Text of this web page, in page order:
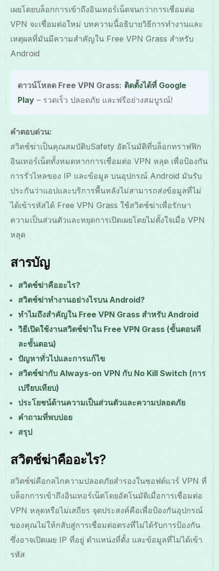
เผยโดยบล็อกการเข้าถึงอินเทอร์เน็ตจนกว่าการเชื่อมต่อ
VPN จะเชื่อมต่อใหม่ บทความนี้อธิบายวิธีการทำงานและ
เหตุผลที่มันมีความสำคัญใน Free VPN Grass สำหรับ
Android
ดาวน์โหลด Free VPN Grass: ติดตั้งได้ที่ Google
Play – รวดเร็ว ปลอดภัย และฟรีอย่างสมบูรณ์!
คำตอบด่วน:
สวิตช์ฆ่าเป็นคุณสมบัติบSafety อัตโนมัติที่บล็อกทราฟฟิก
อินเทอร์เน็ตทั้งหมดหากการเชื่อมต่อ VPN หลุด เพื่อป้องกัน
การรั่วไหลของ IP และข้อมูล บนอุปกรณ์ Android มันรับ
ประกันว่าแอปและบริการพื้นหลังไม่สามารถส่งข้อมูลที่ไม่
ได้เข้ารหัสได้ Free VPN Grass ใช้สวิตช์ฆ่าเพื่อรักษา
ความเป็นส่วนตัวและหยุดการเปิดเผยโดยไม่ตั้งใจเมื่อ VPN
หลุด
สารบัญ
สวิตช์ฆ่าคืออะไร?
สวิตช์ฆ่าทำงานอย่างไรบน Android?
ทำไมถึงสำคัญใน Free VPN Grass สำหรับ Android
วิธีเปิดใช้งานสวิตช์ฆ่าใน Free VPN Grass (ขั้นตอนที
ละขั้นตอน)
ปัญหาทั่วไปและการแก้ไข
สวิตช์ฆ่ากับ Always-on VPN กับ No Kill Switch (การ
เปรียบเทียบ)
ประโยชน์ด้านความเป็นส่วนตัวและความปลอดภัย
คำถามที่พบบ่อย
สรุป
สวิตช์ฆ่าคืออะไร?
สวิตช์ฆ่คือกลไกความปลอดภัยสำรองในซอฟต์แวร์ VPN ที่
บล็อกการเข้าถึงอินเทอร์เน็ตโดยอัตโนมัติเมื่อการเชื่อมต่อ
VPN หลุดหรือไม่เสถียร จุดประสงค์คือเพื่อป้องกันอุปกรณ์
ของคุณไม่ให้กลับสู่การเชื่อมต่อตรงที่ไม่ได้รับการป้องกัน
ซึ่งอาจเปิดเผย IP ที่อยู่ ตำแหน่งที่ตั้ง และข้อมูลที่ไม่ได้เข้า
รหัส